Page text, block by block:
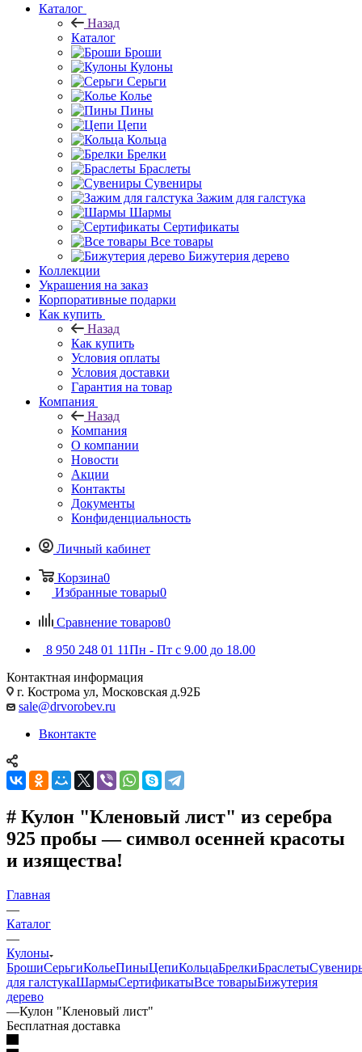
Каталог
Назад
Каталог
Броши
Кулоны
Серьги
Колье
Пины
Цепи
Кольца
Брелки
Браслеты
Сувениры
Зажим для галстука
Шармы
Сертификаты
Все товары
Бижутерия дерево
Коллекции
Украшения на заказ
Корпоративные подарки
Как купить
Назад
Как купить
Условия оплаты
Условия доставки
Гарантия на товар
Компания
Назад
Компания
О компании
Новости
Акции
Контакты
Документы
Конфиденциальность
Личный кабинет
Корзина0
Избранные товары0
Сравнение товаров0
8 950 248 01 11Пн - Пт с 9.00 до 18.00
Контактная информация
г. Кострома ул, Московская д.92Б
sale@drvorobev.ru
Вконтакте
# Кулон "Кленовый лист" из серебра
925 пробы — символ осенней красоты
и изящества!
Главная
—
Каталог
—
Кулоны
БрошиСерьгиКольеПиныЦепиКольцаБрелкиБраслеты
для галстукаШармыСертификатыВсе товарыБижутерия
дерево
—Кулон "Кленовый лист"
Бесплатная доставка